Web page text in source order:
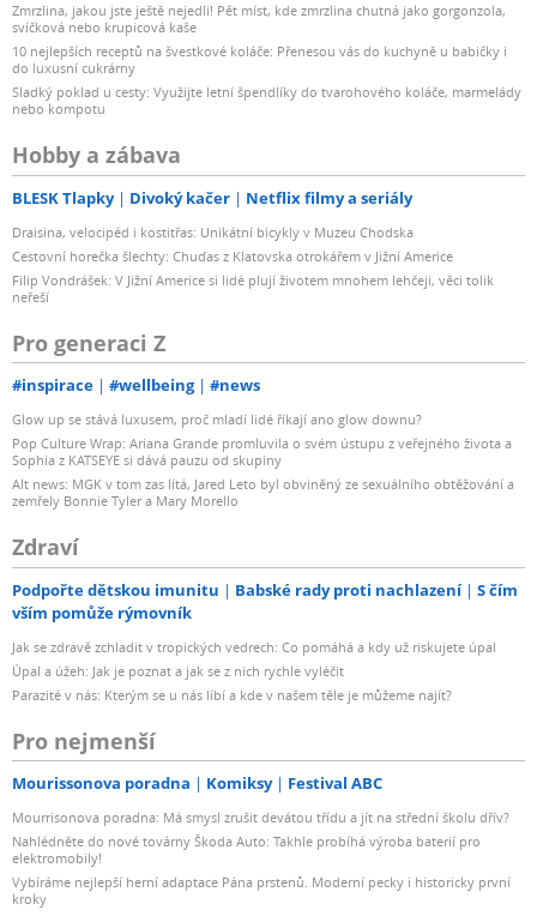
Zmrzlina, jakou jste ještě nejedli! Pět míst, kde zmrzlina chutná jako gorgonzola,
svíčková nebo krupicová kaše
10 nejlepších receptů na švestkové koláče: Přenesou vás do kuchyně u babičky i
do luxusní cukrárny
Sladký poklad u cesty: Využijte letní špendlíky do tvarohového koláče, marmelády
nebo kompotu
Hobby a zábava
BLESK Tlapky Divoký kačer Netflix filmy a seriály
Draisina, velocipéd i kostitřas: Unikátní bicykly v Muzeu Chodska
Cestovní horečka šlechty: Chuďas z Klatovska otrokářem v Jižní Americe
Filip Vondrášek: V Jižní Americe si lidé plují životem mnohem lehčeji, věci tolik
neřeší
Pro generaci Z
#inspirace #wellbeing #news
Glow up se stává luxusem, proč mladí lidé říkají ano glow downu?
Pop Culture Wrap: Ariana Grande promluvila o svém ústupu z veřejného života a
Sophia z KATSEYE si dává pauzu od skupiny
Alt news: MGK v tom zas lítá, Jared Leto byl obviněný ze sexuálního obtěžování a
zemřely Bonnie Tyler a Mary Morello
Zdraví
Podpořte dětskou imunitu Babské rady proti nachlazení
S čím
vším pomůže rýmovník
Jak se zdravě zchladit v tropických vedrech: Co pomáhá a kdy už riskujete úpal
Úpal a úžeh: Jak je poznat a jak se z nich rychle vyléčit
Parazité v nás: Kterým se u nás líbí a kde v našem těle je můžeme najít?
Pro nejmenší
Mourissonova poradna Komiksy Festival ABC
Mourrisonova poradna: Má smysl zrušit devátou třídu a jít na střední školu dřív?
Nahlédněte do nové továrny Škoda Auto: Takhle probíhá výroba baterií pro
elektromobily!
Vybíráme nejlepší herní adaptace Pána prstenů. Moderní pecky i historicky první
kroky